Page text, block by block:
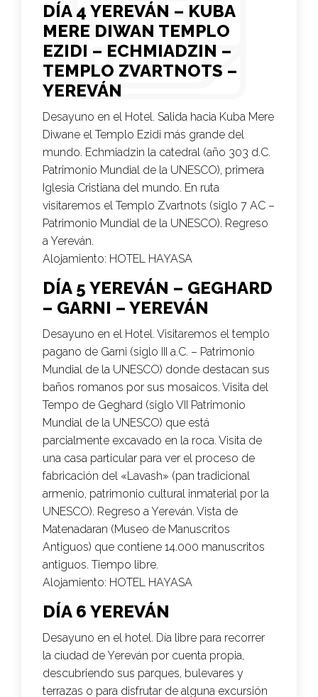
DÍA 4 YEREVÁN – KUBA
MERE DIWAN TEMPLO
EZIDI – ECHMIADZIN –
TEMPLO ZVARTNOTS –
YEREVÁN
Desayuno en el Hotel. Salida hacia Kuba Mere
Diwane el Templo Ezidi más grande del
mundo. Echmiadzin la catedral (año 303 d.C.
Patrimonio Mundial de la UNESCO), primera
Iglesia Cristiana del mundo. En ruta
visitaremos el Templo Zvartnots (siglo 7 AC –
Patrimonio Mundial de la UNESCO). Regreso
a Yereván.
Alojamiento: HOTEL HAYASA
DÍA 5 YEREVÁN – GEGHARD
– GARNI – YEREVÁN
Desayuno en el Hotel. Visitaremos el templo
pagano de Garni (siglo III a.C. – Patrimonio
Mundial de la UNESCO) donde destacan sus
baños romanos por sus mosaicos. Visita del
Tempo de Geghard (siglo VII Patrimonio
Mundial de la UNESCO) que está
parcialmente excavado en la roca. Visita de
una casa particular para ver el proceso de
fabricación del «Lavash» (pan tradicional
armenio, patrimonio cultural inmaterial por la
UNESCO). Regreso a Yereván. Vista de
Matenadaran (Museo de Manuscritos
Antiguos) que contiene 14.000 manuscritos
antiguos. Tiempo libre.
Alojamiento: HOTEL HAYASA
DÍA 6 YEREVÁN
Desayuno en el hotel. Día libre para recorrer
la ciudad de Yereván por cuenta propia,
descubriendo sus parques, bulevares y
terrazas o para disfrutar de alguna excursión